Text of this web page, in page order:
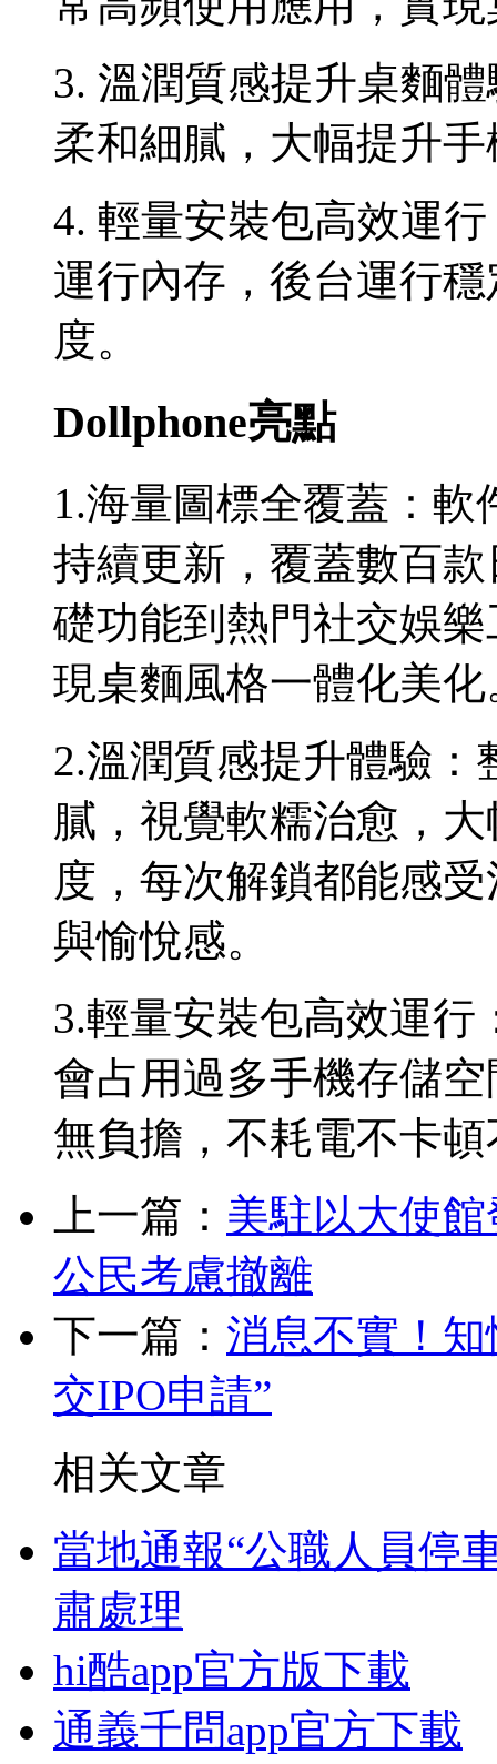
3. 溫潤質感提升桌麵
柔和細膩，大幅提升
4. 輕量安裝包高效運
運行內存，後台運行
度。
Dollphone亮點
1.海量圖標全覆蓋：
持續更新，覆蓋數百
礎功能到熱門社交娛
現桌麵風格一體化美化
2.溫潤質感提升體驗
膩，視覺軟糯治愈，
度，每次解鎖都能感
與愉悅感。
3.輕量安裝包高效運
會占用過多手機存儲
無負擔，不耗電不卡
上一篇： 美駐以大使
公民考慮撤離
下一篇： 消息不實！
交IPO申請”
相关文章
當地通報“公職人員停
肅處理
hi酷app官方版下載
通義千問app官方下載